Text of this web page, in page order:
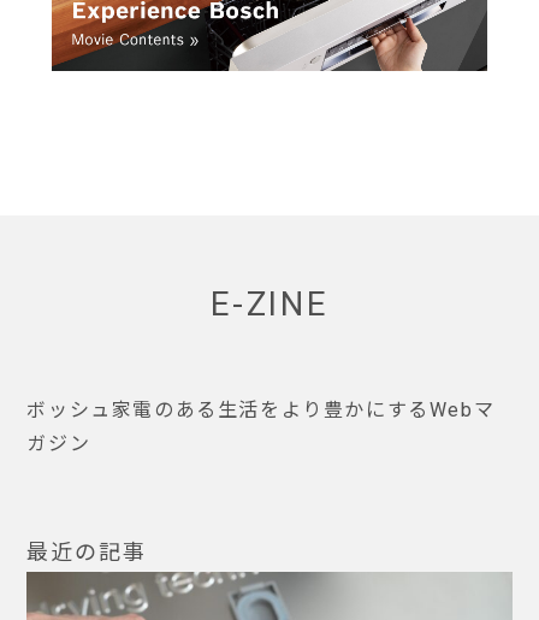
E-ZINE
ボッシュ家電のある生活をより豊かにするWebマ
ガジン
最近の記事